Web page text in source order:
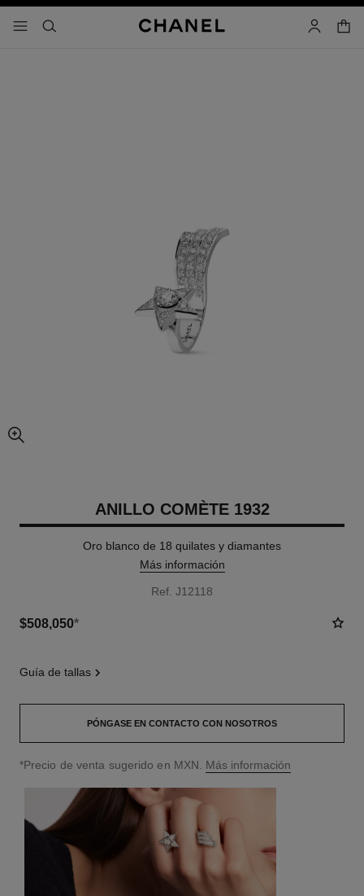
- navegación principal
buscar cuenta
carrito
imagen agrandada
ANILLO COMÈTE 1932
Oro blanco de 18 quilates y diamantes
Más información
Ref. J12118
$508,050*
guía de tallas
PÓNGASE EN CONTACTO CON NOSOTROS
↩
*Precio de venta sugerido en MXN. Más información